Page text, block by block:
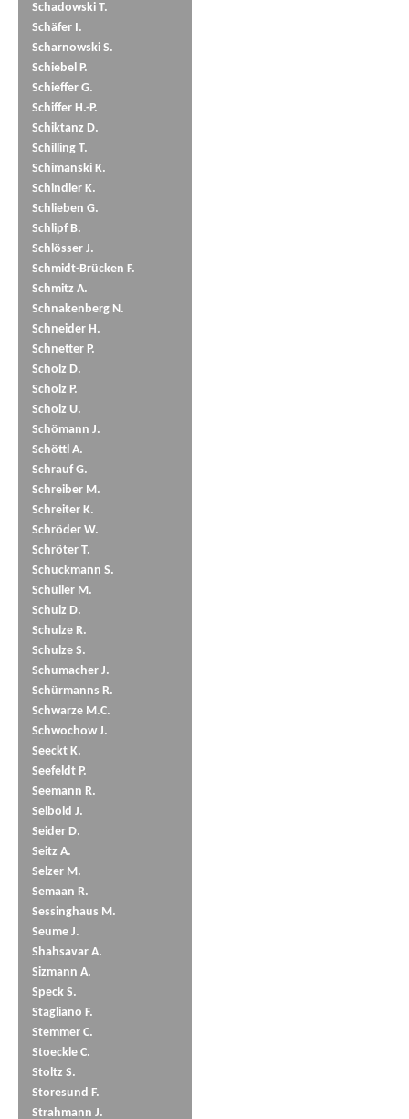
Schadowski T.
Schäfer I.
Scharnowski S.
Schiebel P.
Schieffer G.
Schiffer H.-P.
Schiktanz D.
Schilling T.
Schimanski K.
Schindler K.
Schlieben G.
Schlipf B.
Schlösser J.
Schmidt-Brücken F.
Schmitz A.
Schnakenberg N.
Schneider H.
Schnetter P.
Scholz D.
Scholz P.
Scholz U.
Schömann J.
Schöttl A.
Schrauf G.
Schreiber M.
Schreiter K.
Schröder W.
Schröter T.
Schuckmann S.
Schüller M.
Schulz D.
Schulze R.
Schulze S.
Schumacher J.
Schürmanns R.
Schwarze M.C.
Schwochow J.
Seeckt K.
Seefeldt P.
Seemann R.
Seibold J.
Seider D.
Seitz A.
Selzer M.
Semaan R.
Sessinghaus M.
Seume J.
Shahsavar A.
Sizmann A.
Speck S.
Stagliano F.
Stemmer C.
Stoeckle C.
Stoltz S.
Storesund F.
Strahmann J.